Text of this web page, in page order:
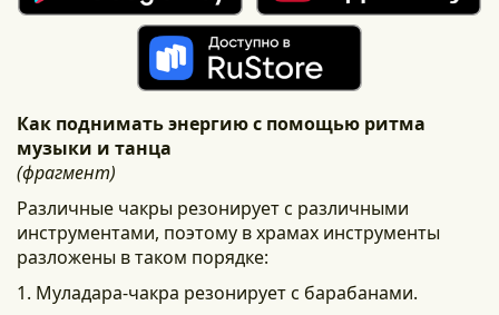
Как поднимать энергию с помощью ритма
музыки и танца
(фрагмент)
Различные чакры резонирует с различными
инструментами, поэтому в храмах инструменты
разложены в таком порядке:
1. Муладара-чакра резонирует с барабанами.